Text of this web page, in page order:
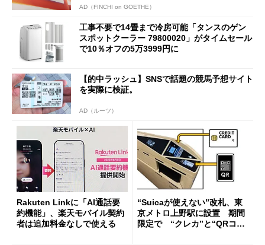
AD（FINCHI on GOETHE）
工事不要で14畳まで冷房可能「タンスのゲン
スポットクーラー 79800020」がタイムセール
で10％オフの5万3999円に
【的中ラッシュ】SNSで話題の競馬予想サイト
を実際に検証。
AD（ルーツ）
Rakuten Linkに「AI通話要
約機能」、楽天モバイル契約
者は追加料金なしで使える
“Suicaが使えない”改札、東
京メトロ上野駅に設置 期間
限定で “クレカ”と“QRコー